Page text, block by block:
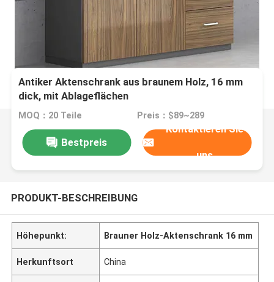
Antiker Aktenschrank aus braunem Holz, 16 mm
dick, mit Ablageflächen
MOQ：20 Teile Preis：$89~289
Bestpreis
Kontaktieren Sie
uns
PRODUKT-BESCHREIBUNG
Höhepunkt: Brauner Holz-Aktenschrank 16 mm
Herkunftsort China